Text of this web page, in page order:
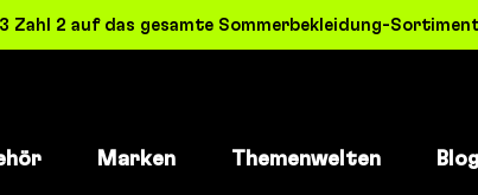
Zahl 2 auf das gesamte Sommerbekleidung-
Marken Themenwelten Blog